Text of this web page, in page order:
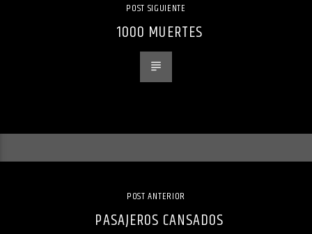
POST SIGUIENTE
1000 MUERTES
POST ANTERIOR
PASAJEROS CANSADOS